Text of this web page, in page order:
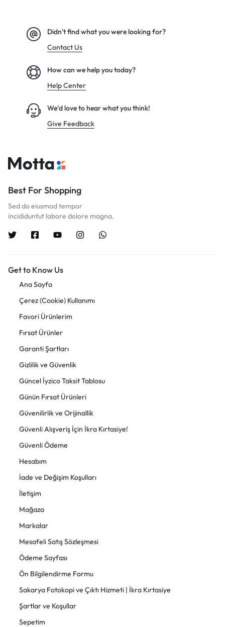
Didn't find what you were looking for?
Contact Us
How can we help you today?
Help Center
We’d love to hear what you think!
Give Feedback
Best For Shopping
Sed do eiusmod tempor
incididuntut labore dolore magna.
Get to Know Us
Ana Sayfa
Çerez (Cookie) Kullanımı
Favori Ürünlerim
Fırsat Ürünler
Garanti Şartları
Gizlilik ve Güvenlik
Güncel İyzico Taksit Tablosu
Günün Fırsat Ürünleri
Güvenilirlik ve Orijinallik
Güvenli Alışveriş İçin İkra Kırtasiye!
Güvenli Ödeme
Hesabım
İade ve Değişim Koşulları
İletişim
Mağaza
Markalar
Mesafeli Satış Sözleşmesi
Ödeme Sayfası
Ön Bilgilendirme Formu
Sakarya Fotokopi ve Çıktı Hizmeti | İkra Kırtasiye
Şartlar ve Koşullar
Sepetim